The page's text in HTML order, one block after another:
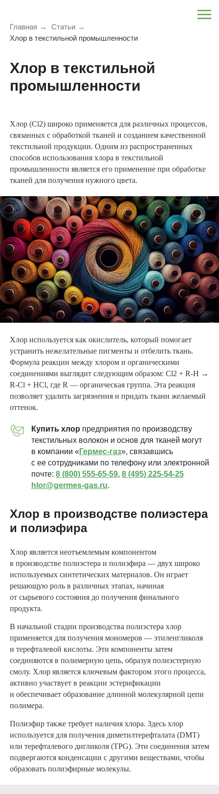
Главная → Статьи →
Хлор в текстильной промышленности
Хлор в текстильной
промышленности
Хлор (Cl2) широко применяется для различных процессов,
связанных с обработкой тканей и созданием качественной
текстильной продукции. Одним из распространенных
способов использования хлора в текстильной
промышленности является его применение при обработке
тканей для получения нужного цвета.
Хлор используется как окислитель, который помогает
устранить нежелательные пигменты и отбелить ткань.
Формула реакции между хлором и органическими
соединениями выглядит следующим образом: Cl2 + R-H →
R-Cl + HCl, где R — органическая группа. Эта реакция
позволяет удалить загрязнения и придать ткани желаемый
оттенок.
Купить хлор предприятия по производству
текстильных волокон и основ для тканей могут
в компании « Гермес-газ», связавшись
с ее сотрудниками по телефону или электронной
почте: 8 (800) 555-65-59, 8 (495) 225-54-25
hlor@germes-gas.ru.
Хлор в производстве полиэстера
и полиэфира
Хлор является неотъемлемым компонентом
в производстве полиэстера и полиэфира — двух широко
используемых синтетических материалов. Он играет
решающую роль в различных этапах, начиная
от сырьевого состояния до получения финального
продукта.
В начальной стадии производства полиэстера хлор
применяется для получения мономеров — этиленгликоля
и терефталевой кислоты. Эти компоненты затем
соединяются в полимерную цепь, образуя полиэстерную
смолу. Хлор является ключевым фактором этого процесса,
активно участвует в реакции эстерификации
и обеспечивает образование длинной молекулярной цепи
полимера.
Полиэфир также требует наличия хлора. Здесь хлор
используется для получения диметилтерефталата (DMT)
или терефталевого дигликоля (TPG). Эти соединения затем
подвергаются конденсации с другими веществами, чтобы
образовать полиэфирные молекулы.